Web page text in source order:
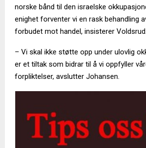
norske bånd til den israelske
enighet forventer vi en rask behandling
forbudet mot handel, insisterer Voldsrud.
– Vi skal ikke støtte opp under ulovlig
er et tiltak som bidrar til å vi oppfyller
forpliktelser, avslutter Johansen.